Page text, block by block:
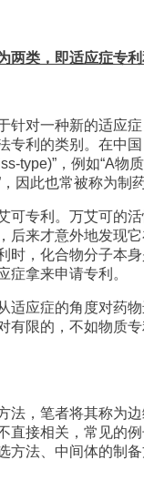
两类，即适应症专利
针对一种新的适应
专利的类别。在中
type)”，例如“A物
因此也常被称为制
可专利。万艾可的
后来才意外地发现
时，化合物分子本
症拿来申请专利。
适应症的角度对药
有限的，不如物质
法，笔者将其称为
直接相关，常见的
方法、中间体的制备